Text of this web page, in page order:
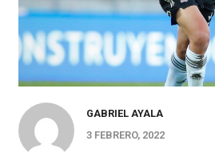
GABRIEL AYALA
3 FEBRERO, 2022